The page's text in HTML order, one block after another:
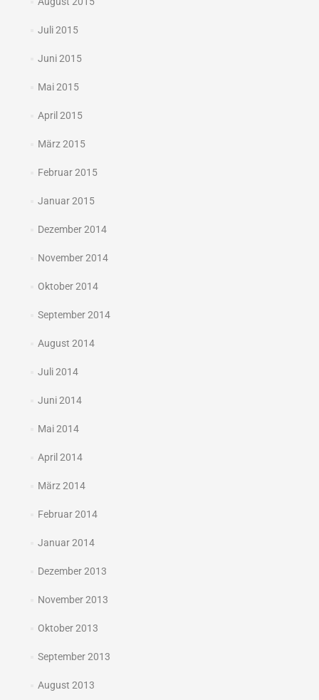
Juli 2015
Juni 2015
Mai 2015
April 2015
März 2015
Februar 2015
Januar 2015
Dezember 2014
November 2014
Oktober 2014
September 2014
August 2014
Juli 2014
Juni 2014
Mai 2014
April 2014
März 2014
Februar 2014
Januar 2014
Dezember 2013
November 2013
Oktober 2013
September 2013
August 2013